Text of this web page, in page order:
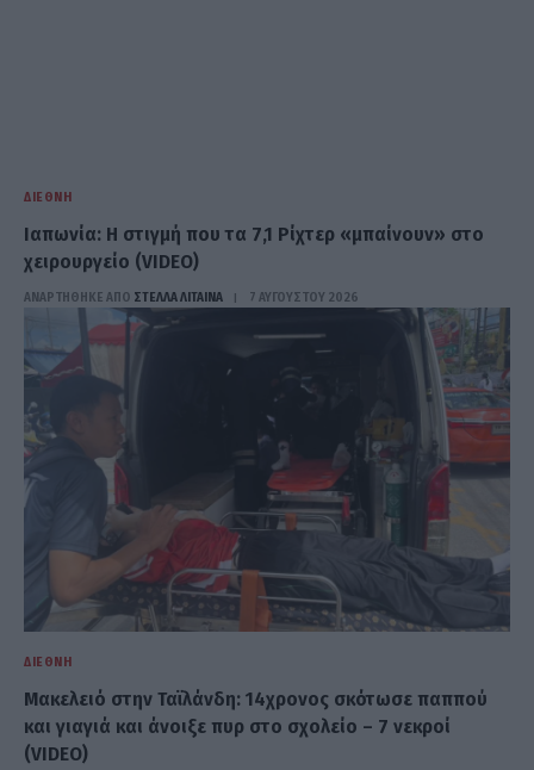
ΔΙΕΘΝΉ
Ιαπωνία: Η στιγμή που τα 7,1 Ρίχτερ «μπαίνουν» στο
χειρουργείο (VIDEO)
ΑΝΑΡΤΗΘΗΚΕ ΑΠΟ ΣΤΈΛΛΑ ΛΊΤΑΙΝΑ 7 ΑΥΓΟΎΣΤΟΥ 2026
ΔΙΕΘΝΉ
Μακελειό στην Ταϊλάνδη: 14χρονος σκότωσε παππού
και γιαγιά και άνοιξε πυρ στο σχολείο – 7 νεκροί
(VIDEO)